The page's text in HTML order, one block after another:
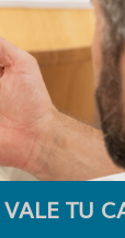
TU